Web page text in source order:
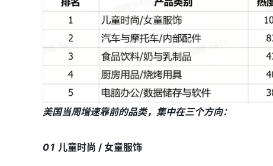
美国当周增速靠前的品类，集中在三个方向：
01 儿童时尚 / 女童服饰